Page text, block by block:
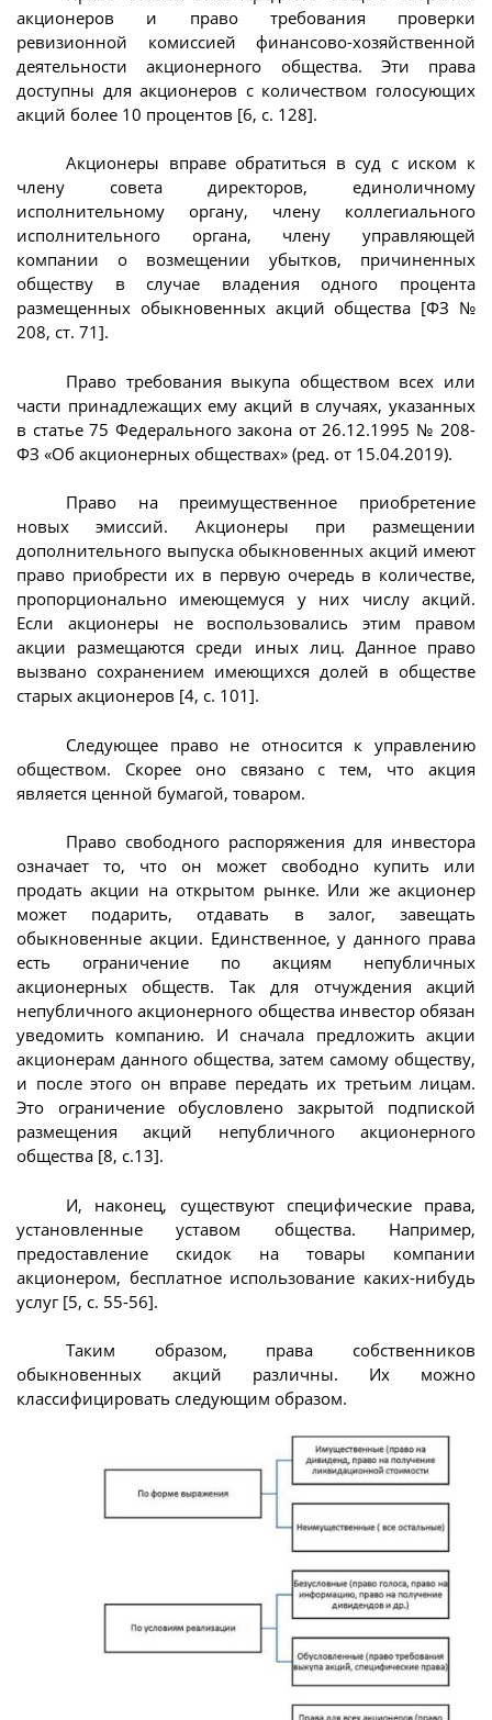
акционеров и право требования проверки
ревизионной комиссией финансово-хозяйственной
деятельности акционерного общества. Эти права
доступны для акционеров с количеством голосующих
акций более 10 процентов [6, с. 128].
Акционеры вправе обратиться в суд с иском к
члену совета директоров, единоличному
исполнительному органу, члену коллегиального
исполнительного органа, члену управляющей
компании о возмещении убытков, причиненных
обществу в случае владения одного процента
размещенных обыкновенных акций общества [ФЗ №
208, ст. 71].
Право требования выкупа обществом всех или
части принадлежащих ему акций в случаях, указанных
в статье 75 Федерального закона от 26.12.1995 № 208-
ФЗ «Об акционерных обществах» (ред. от 15.04.2019).
Право на преимущественное приобретение
новых эмиссий. Акционеры при размещении
дополнительного выпуска обыкновенных акций имеют
право приобрести их в первую очередь в количестве,
пропорционально имеющемуся у них числу акций.
Если акционеры не воспользовались этим правом
акции размещаются среди иных лиц. Данное право
вызвано сохранением имеющихся долей в обществе
старых акционеров [4, с. 101].
Следующее право не относится к управлению
обществом. Скорее оно связано с тем, что акция
является ценной бумагой, товаром.
Право свободного распоряжения для инвестора
означает то, что он может свободно купить или
продать акции на открытом рынке. Или же акционер
может подарить, отдавать в залог, завещать
обыкновенные акции. Единственное, у данного права
есть ограничение по акциям непубличных
акционерных обществ. Так для отчуждения акций
непубличного акционерного общества инвестор обязан
уведомить компанию. И сначала предложить акции
акционерам данного общества, затем самому обществу,
и после этого он вправе передать их третьим лицам.
Это ограничение обусловлено закрытой подпиской
размещения акций непубличного акционерного
общества [8, с.13].
И, наконец, существуют специфические права,
установленные уставом общества. Например,
предоставление скидок на товары компании
акционером, бесплатное использование каких-нибудь
услуг [5, с. 55-56].
Таким образом, права собственников
обыкновенных акций различны. Их можно
классифицировать следующим образом.